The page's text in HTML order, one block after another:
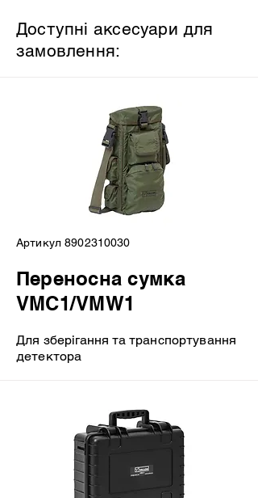
Доступні аксесуари для
замовлення:
Артикул8902310030
Переносна сумка
VMC1/VMW1
Для зберігання та транспортування
детектора